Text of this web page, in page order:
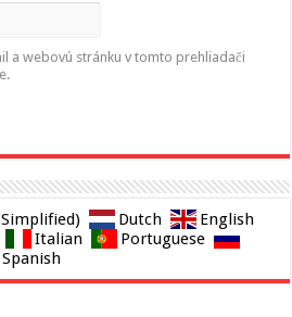
a webovú stránku v tomto prehliadači
Dutch
English
Italian
Portuguese
Spanish